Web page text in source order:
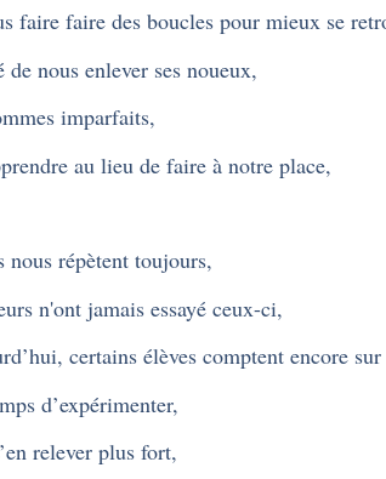
faire faire des boucles pour mieux se
nous enlever ses noueux,
imparfaits,
au lieu de faire à notre place,
nous répètent toujours,
n'ont jamais essayé ceux-ci,
certains élèves comptent encore
d’expérimenter,
relever plus fort,